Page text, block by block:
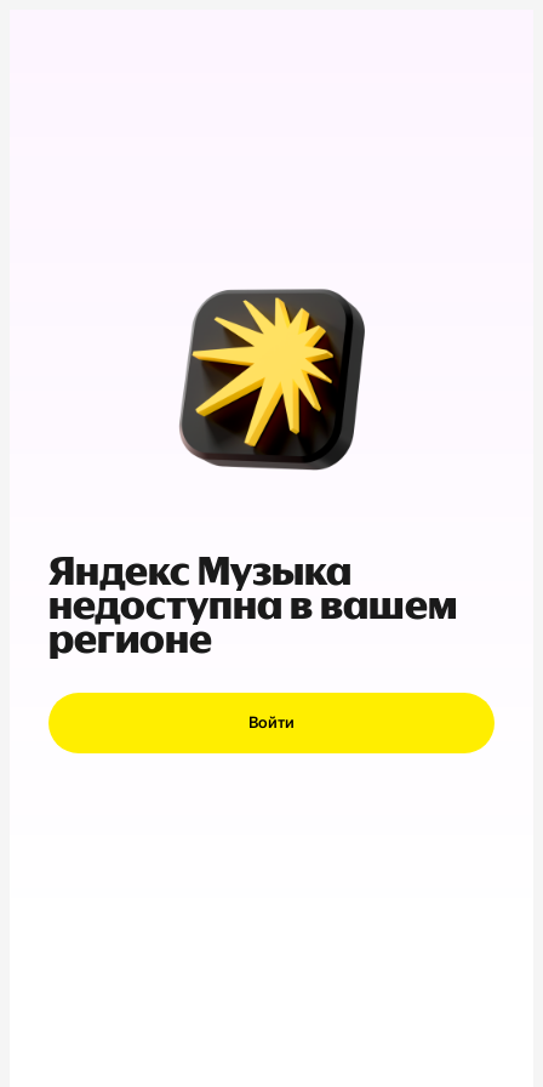
Яндекс Музыка
недоступна в вашем
регионе
Войти